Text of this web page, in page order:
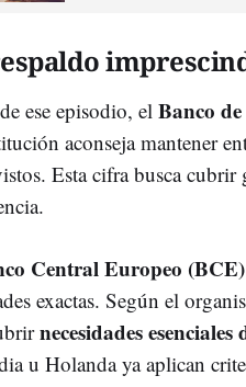
ese episodio, el Banco
aconseja mantener
Esta cifra busca cubrir
Central Europeo (BCE)
exactas. Según el
necesidades
u Holanda ya aplican